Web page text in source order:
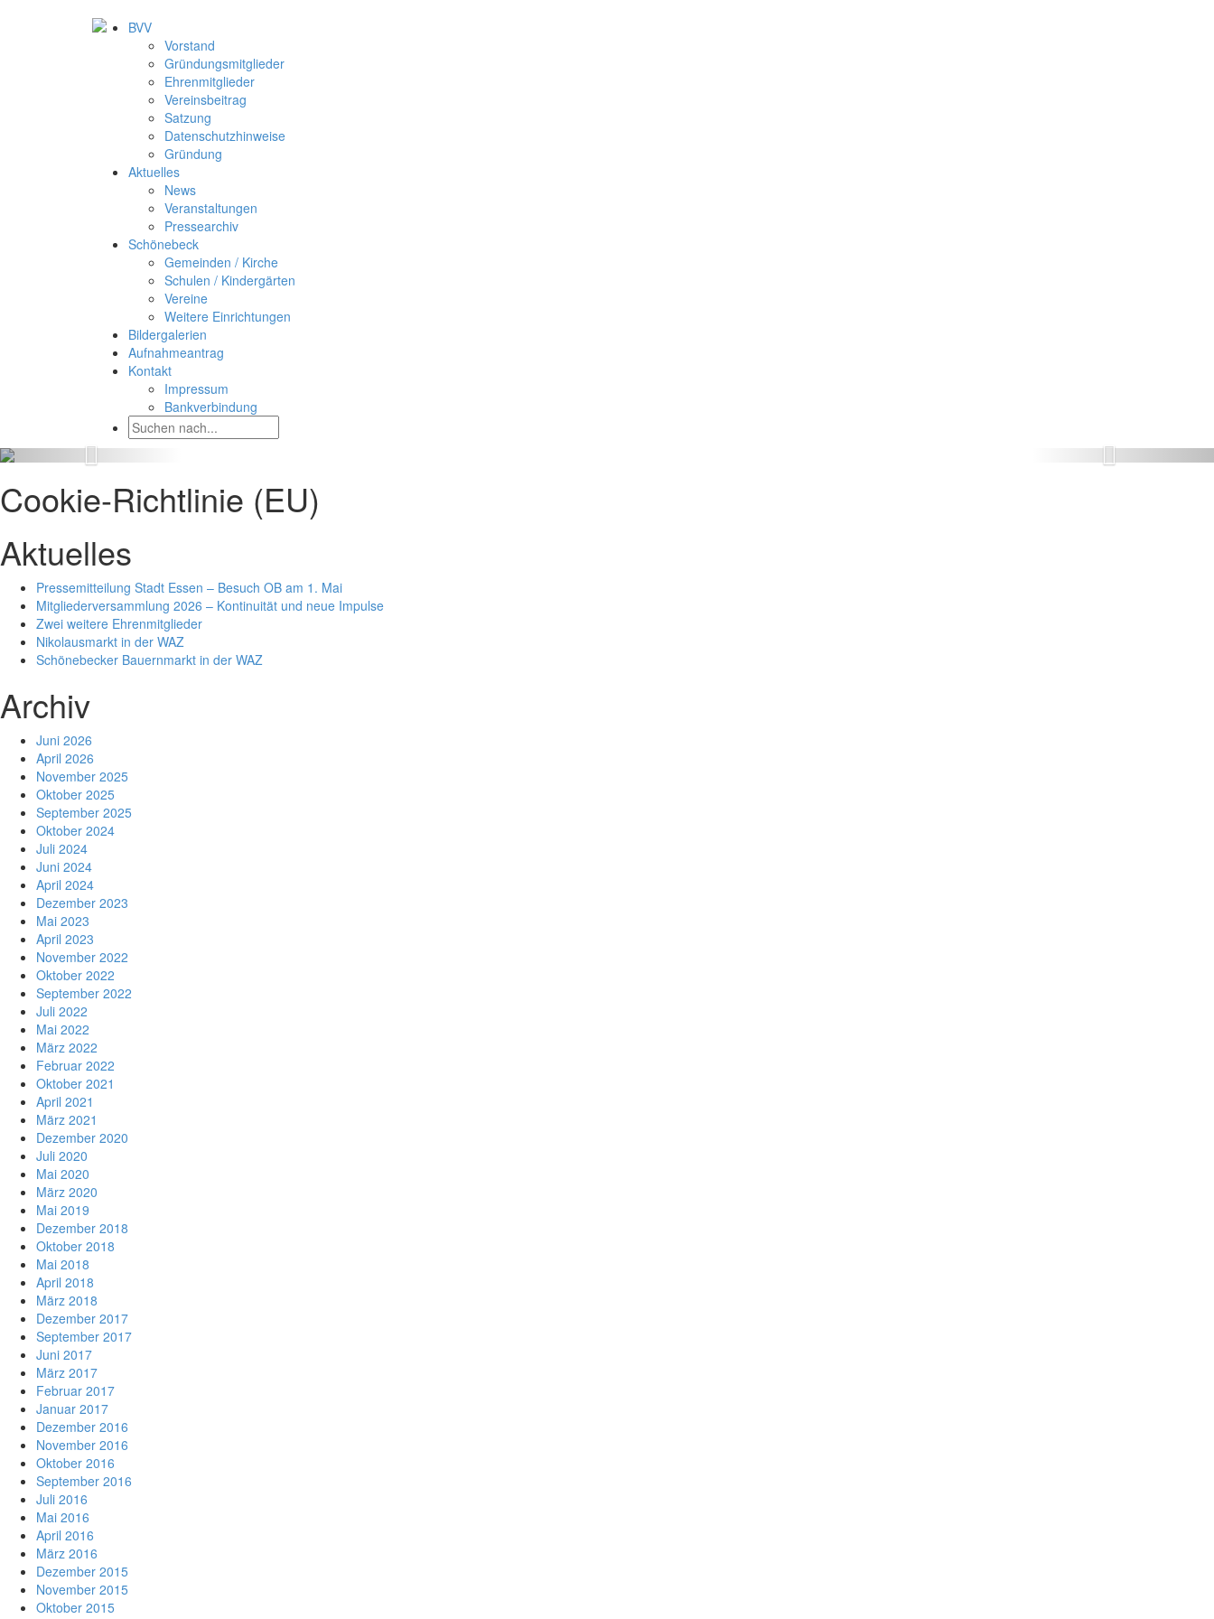
BVV
Vorstand
Gründungsmitglieder
Ehrenmitglieder
Vereinsbeitrag
Satzung
Datenschutzhinweise
Gründung
Aktuelles
News
Veranstaltungen
Pressearchiv
Schönebeck
Gemeinden / Kirche
Schulen / Kindergärten
Vereine
Weitere Einrichtungen
Bildergalerien
Aufnahmeantrag
Kontakt
Impressum
Bankverbindung
Cookie-Richtlinie (EU)
Aktuelles
Pressemitteilung Stadt Essen – Besuch OB am 1. Mai
Mitgliederversammlung 2026 – Kontinuität und neue Impulse
Zwei weitere Ehrenmitglieder
Nikolausmarkt in der WAZ
Schönebecker Bauernmarkt in der WAZ
Archiv
Juni 2026
April 2026
November 2025
Oktober 2025
September 2025
Oktober 2024
Juli 2024
Juni 2024
April 2024
Dezember 2023
Mai 2023
April 2023
November 2022
Oktober 2022
September 2022
Juli 2022
Mai 2022
März 2022
Februar 2022
Oktober 2021
April 2021
März 2021
Dezember 2020
Juli 2020
Mai 2020
März 2020
Mai 2019
Dezember 2018
Oktober 2018
Mai 2018
April 2018
März 2018
Dezember 2017
September 2017
Juni 2017
März 2017
Februar 2017
Januar 2017
Dezember 2016
November 2016
Oktober 2016
September 2016
Juli 2016
Mai 2016
April 2016
März 2016
Dezember 2015
November 2015
Oktober 2015